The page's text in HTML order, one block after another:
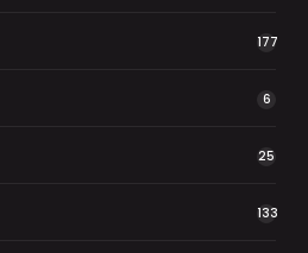
177
6
25
133